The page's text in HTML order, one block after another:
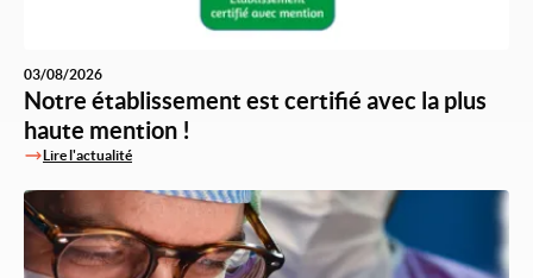
03/08/2026
Notre établissement est certifié avec la plus
haute mention !
Lire l'actualité